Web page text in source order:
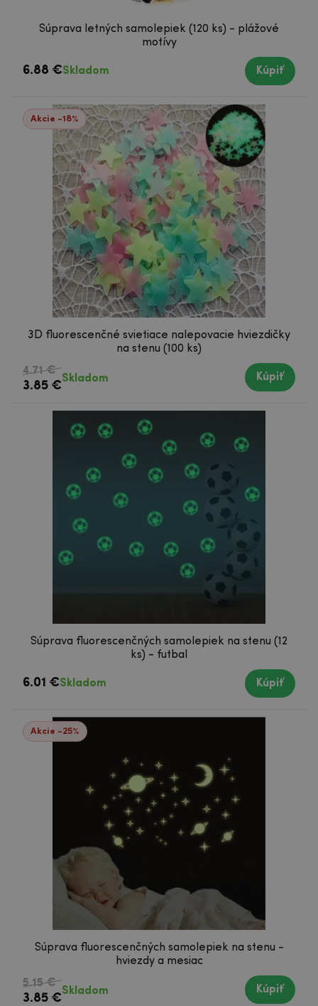
Súprava letných samolepiek (120 ks) - plážové
motívy
6.88 €Skladom Kúpiť
Akcie -18%
3D fluorescenčné svietiace nalepovacie hviezdičky
na stenu (100 ks)
4.71 €
3.85 €
Skladom Kúpiť
Súprava fluorescenčných samolepiek na stenu (12
ks) - futbal
6.01 €Skladom Kúpiť
Akcie -25%
Súprava fluorescenčných samolepiek na stenu -
hviezdy a mesiac
5.15 €
3.85 €
Skladom Kúpiť